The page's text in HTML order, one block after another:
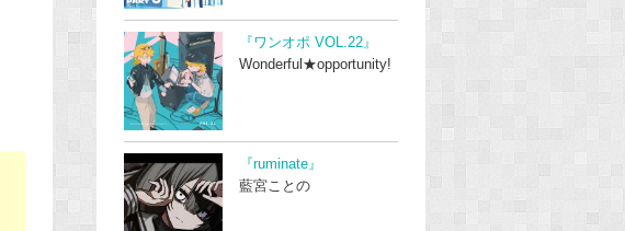
『ワンオポ VOL.22』
Wonderful★opportunity!
『ruminate』
藍宮ことの